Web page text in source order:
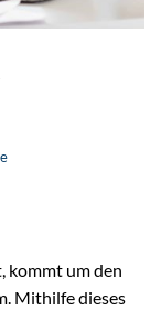
kommt um den
Mithilfe dieses